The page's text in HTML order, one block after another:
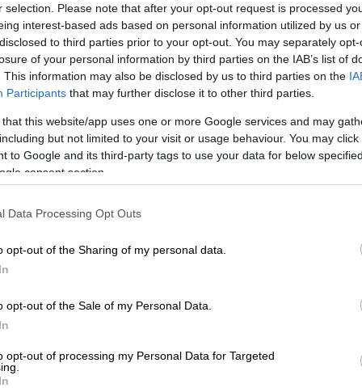
selection. Please note that after your opt-out request is processed
interest-based ads based on personal information utilized by us
to third parties prior to your opt-out. You may separately
of your personal information by third parties on the IAB’s list of
This information may also be disclosed by us to third parties on the
Participants that may further disclose it to other third parties.
that this website/app uses one or more Google services and may
but not limited to your visit or usage behaviour. You may
to Google and its third-party tags to use your data for below
consent section.
Data Processing Opt Outs
opt-out of the Sharing of my personal data.
opt-out of the Sale of my Personal Data.
opt-out of processing my Personal Data for Targeted
στούντιο των "Υπνοβατών", στη Νέα
Κώστα Καββαδία και γραψίματα
μαγικό Πλάτανο Αχαΐας , στα Χανιά,
συνάντηση-έκπληξη στη "Σφίγγα"
Παίζαμε με τον αγαπημένο μου
μια παράσταση που οραματίστηκε ο
30 ετών. Εκείνο το βράδυ συζητήσαμε
Walnut του Τάσου και του
δίσκου και τη γενικότερη συνεργασία